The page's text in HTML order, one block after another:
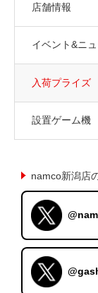
店舗情報
イベント&ニ
入荷プライズ
設置ゲーム機
namco新潟店